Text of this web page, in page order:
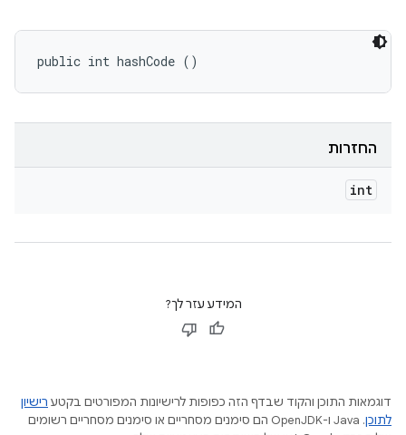
public int hashCode ()
החזרות
int
המידע עזר לך?
דוגמאות התוכן והקוד שבדף הזה כפופות לרישיונות המפורטים בקטע רישיון
לתוכן
.‏ Java ו-OpenJDK הם סימנים מסחריים או סימנים מסחריים רשומים